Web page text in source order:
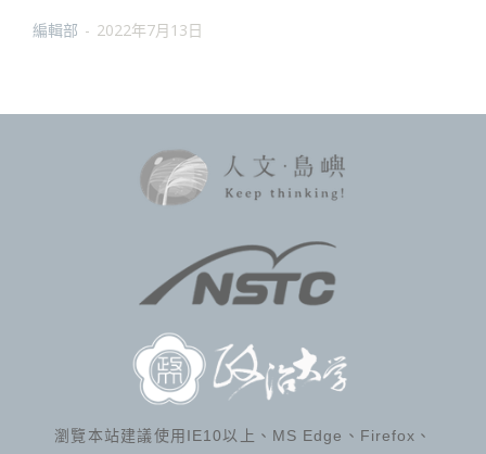
編輯部 - 2022年7月13日
瀏覽本站建議使用IE10以上、MS Edge、Firefox、